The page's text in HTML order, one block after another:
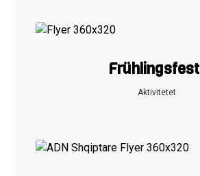
Frühlingsfest
Aktivitetet